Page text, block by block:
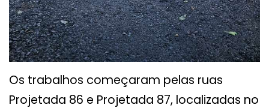
Os trabalhos começaram pelas ruas
Projetada 86 e Projetada 87, localizadas no